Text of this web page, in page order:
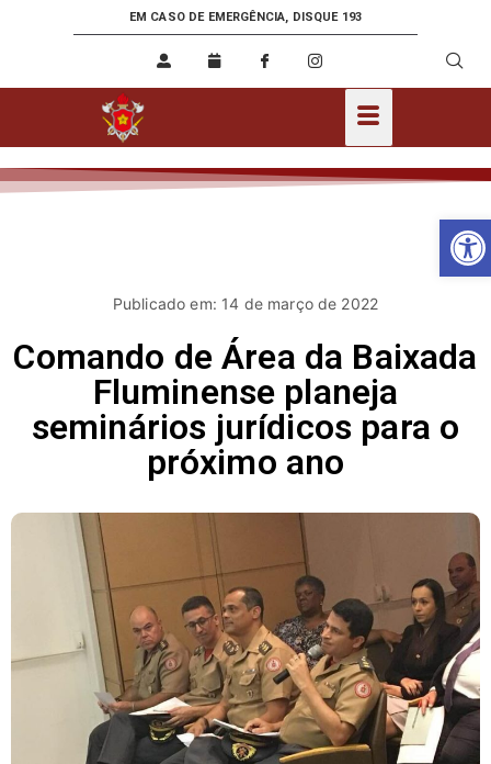
EM CASO DE EMERGÊNCIA, DISQUE 193
Publicado em: 14 de março de 2022
Comando de Área da Baixada
Fluminense planeja
seminários jurídicos para o
próximo ano